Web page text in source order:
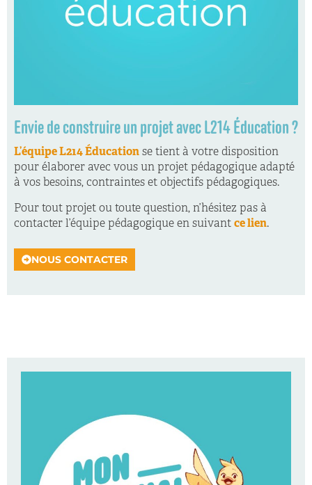
Envie de construire un projet avec L214 Éducation ?
L’équipe L214 Éducation se tient à votre disposition
pour élaborer avec vous un projet pédagogique adapté
à vos besoins, contraintes et objectifs pédagogiques.
Pour tout projet ou toute question, n’hésitez pas à
contacter l’équipe pédagogique en suivant ce lien.
NOUS CONTACTER